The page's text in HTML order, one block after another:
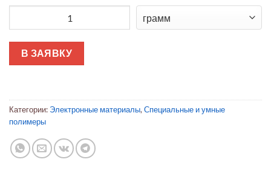
В ЗАЯВКУ
Категории: Электронные материалы, Специальные и умные
полимеры